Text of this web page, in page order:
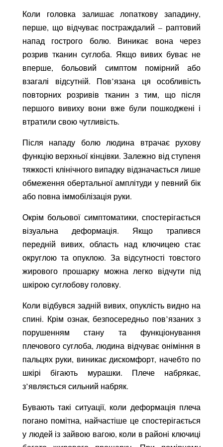
Коли головка залишає лопаткову западину,
перше, що відчуває постраждалий – раптовий
напад гострого болю. Виникає вона через
розрив тканин суглоба. Якщо вивих буває не
вперше, больовий симптом помірний або
взагалі відсутній. Пов’язана ця особливість
повторних розривів тканин з тим, що після
першого вивиху вони вже були пошкоджені і
втратили свою чутливість.
Після нападу болю людина втрачає рухову
функцію верхньої кінцівки. Залежно від ступеня
тяжкості клінічного випадку відзначається лише
обмеження обертальної амплітуди у певний бік
або повна іммобілізація руки.
Окрім больової симптоматики, спостерігається
візуальна деформація. Якщо трапився
передній вивих, область над ключицею стає
округлою та опуклою. За відсутності товстого
жирового прошарку можна легко відчути під
шкірою суглобову головку.
Коли відбувся задній вивих, опуклість видно на
спині. Крім ознак, безпосередньо пов’язаних з
порушенням стану та функціонування
плечового суглоба, людина відчуває оніміння в
пальцях руки, виникає дискомфорт, начебто по
шкірі бігають мурашки. Плече набрякає,
з’являється сильний набряк.
Бувають такі ситуації, коли деформація плеча
погано помітна, найчастіше це спостерігається
у людей із зайвою вагою, коли в районі ключиці